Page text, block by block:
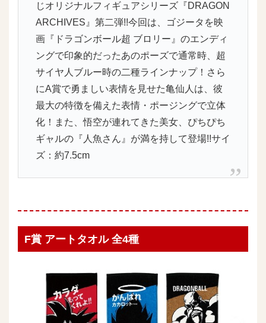
じオリジナルフィギュアシリーズ『DRAGON
ARCHIVES』第二弾!!今回は、ゴジータを映
画『ドラゴンボール超 ブロリー』のエンディ
ングで印象的だったあのポーズで通常時、超
サイヤ人ブルー時の二種ラインナップ！さら
にA賞で勇ましい表情を見せた亀仙人は、彼
最大の特徴を備えた表情・ポージングで立体
化！また、悟空が連れてきた美女、ぴちぴち
ギャルの『人魚さん』が満を持して登場!!サイ
ズ：約7.5cm
F賞 アートタオル 全4種